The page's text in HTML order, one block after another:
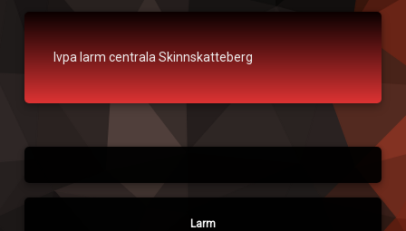
IVPA
Ivpa larm centrala Skinnskatteberg
Larm